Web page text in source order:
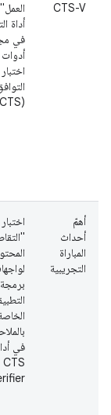
CTS-V
أداة
في
أدوات
اختبار
(CTS)
أهمّ
أحداث
المباراة
التجريبية
اختبار
برمجة
في
CTS